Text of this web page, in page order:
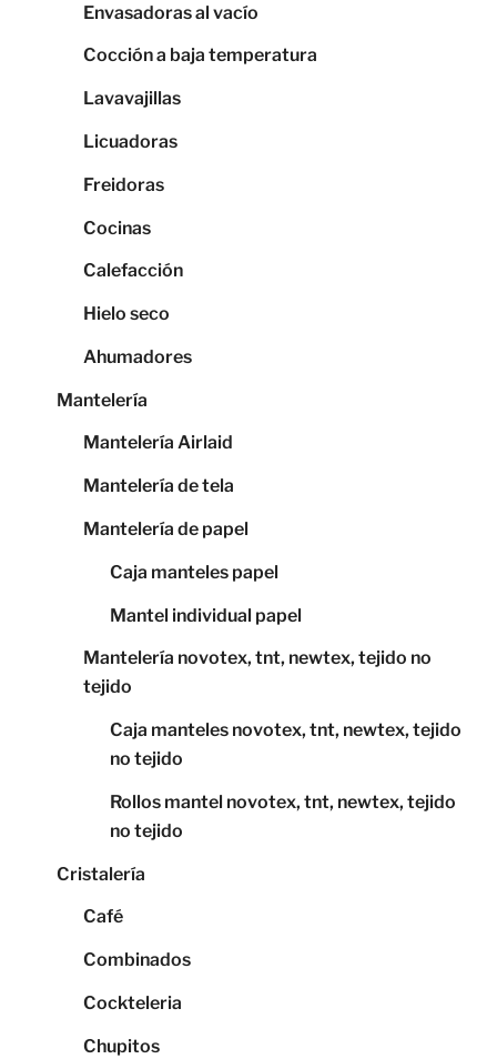
Envasadoras al vacío
Cocción a baja temperatura
Lavavajillas
Licuadoras
Freidoras
Cocinas
Calefacción
Hielo seco
Ahumadores
Mantelería
Mantelería Airlaid
Mantelería de tela
Mantelería de papel
Caja manteles papel
Mantel individual papel
Mantelería novotex, tnt, newtex, tejido no
tejido
Caja manteles novotex, tnt, newtex, tejido
no tejido
Rollos mantel novotex, tnt, newtex, tejido
no tejido
Cristalería
Café
Combinados
Cockteleria
Chupitos